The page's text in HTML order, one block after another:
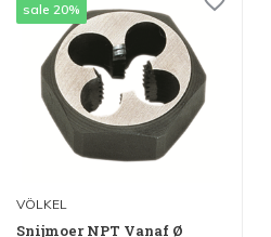
sale 20%
VÖLKEL
Snijmoer NPT Vanaf Ø